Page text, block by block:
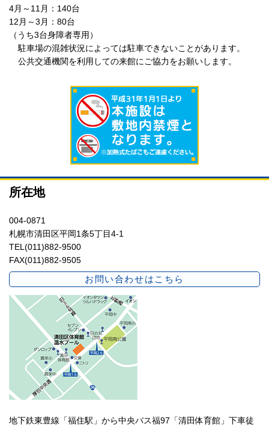
4月～11月：140台
12月～3月：80台
（うち3台身障者専用）
駐車場の混雑状況によっては駐車できないことがあります。
公共交通機関を利用しての来館にご協力をお願いします。
所在地
004-0871
札幌市清田区平岡1条5丁目4-1
TEL(011)882-9500
FAX(011)882-9505
お問い合わせはこちら
地下鉄東豊線「福住駅」から中央バス福97「清田体育館」下車徒